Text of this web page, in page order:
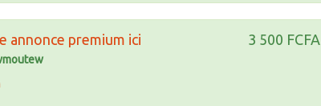
annonce premium ici 3 500 FCFA